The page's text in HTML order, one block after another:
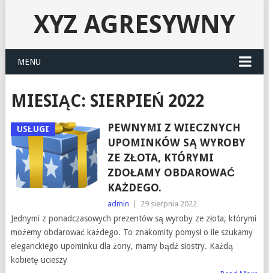
XYZ AGRESYWNY
MENU
MIESIĄC: SIERPIEŃ 2022
USŁUGI
PEWNYMI Z WIECZNYCH
UPOMINKÓW SĄ WYROBY
ZE ZŁOTA, KTÓRYMI
ZDOŁAMY OBDAROWAĆ
KAŻDEGO.
admin 29 sierpnia 2022
Jednymi z ponadczasowych prezentów są wyroby ze złota, którymi
możemy obdarować każdego. To znakomity pomysł o ile szukamy
eleganckiego upominku dla żony, mamy bądź siostry. Każdą
kobietę ucieszy